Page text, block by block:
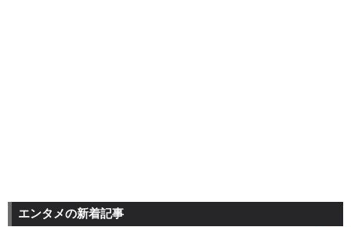
エンタメの新着記事